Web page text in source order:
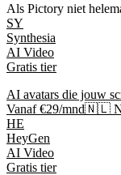
Als Pictory niet
SY
Synthesia
AI Video
Gratis tier
AI avatars die jouw
Vanaf €29/mnd🇳🇱
HE
HeyGen
AI Video
Gratis tier